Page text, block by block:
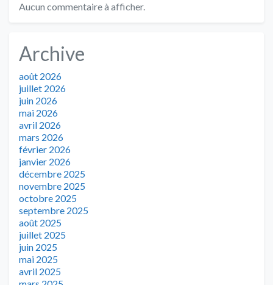
Aucun commentaire à afficher.
Archive
août 2026
juillet 2026
juin 2026
mai 2026
avril 2026
mars 2026
février 2026
janvier 2026
décembre 2025
novembre 2025
octobre 2025
septembre 2025
août 2025
juillet 2025
juin 2025
mai 2025
avril 2025